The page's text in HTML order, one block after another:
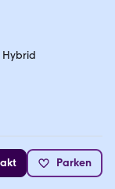
Hybrid
Parken